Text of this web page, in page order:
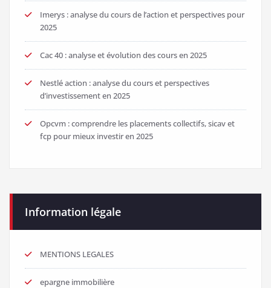
Imerys : analyse du cours de l’action et perspectives pour
2025
Cac 40 : analyse et évolution des cours en 2025
Nestlé action : analyse du cours et perspectives
d’investissement en 2025
Opcvm : comprendre les placements collectifs, sicav et
fcp pour mieux investir en 2025
Information légale
MENTIONS LEGALES
epargne immobilière